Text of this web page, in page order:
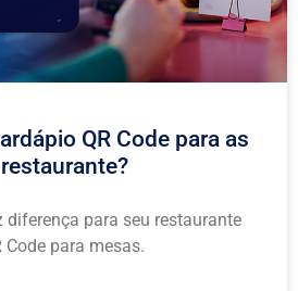
QR Code para as
para seu restaurante
para mesas.